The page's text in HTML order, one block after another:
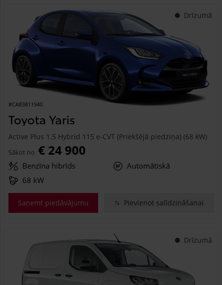
Drīzumā
#CA83811940
Toyota Yaris
Active Plus 1.5 Hybrid 115 e-CVT (Priekšējā piedziņa) (68 kW)
Sākot no € 24 900
Benzīna hibrīds
Automātiskā
68 kW
Saņemt piedāvājumu Pievienot salīdzināšanai
Drīzumā